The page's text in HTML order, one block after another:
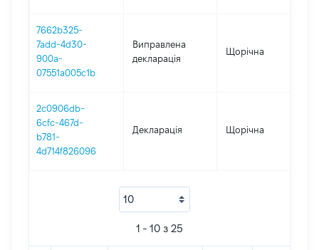
7662b325-
7add-4d30-
900a-
07551a005c1b
Виправлена
декларація
Щорічна
2c0906db-
6cfc-467d-
b781-
4d714f826096
Декларація Щорічна
1 - 10 з 25